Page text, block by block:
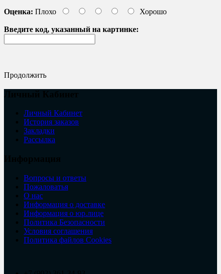
Оценка: Плохо Хорошо
Введите код, указанный на картинке:
Продолжить
Личный Кабинет
История заказов
Закладки
Рассылка
Вопросы и ответы
Пожаловатья
О нас
Информация о доставке
Информация о юр.лице
Политика Безопасности
Условия соглашения
Политика файлов Cookies